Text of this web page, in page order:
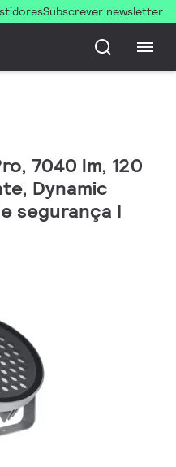
Subscrever newsletter
7040 lm, 120
Dynamic
segurança I